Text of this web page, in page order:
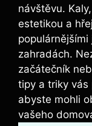
návštěvu.
estetikou a
zahradách.
začátečník
tipy a triky vás
abyste mohli
⁤vašeho